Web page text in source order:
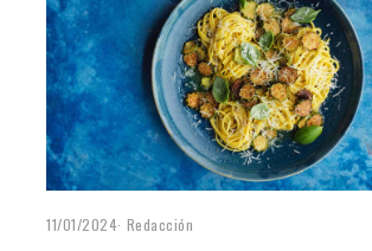
11/01/2024 Redacción